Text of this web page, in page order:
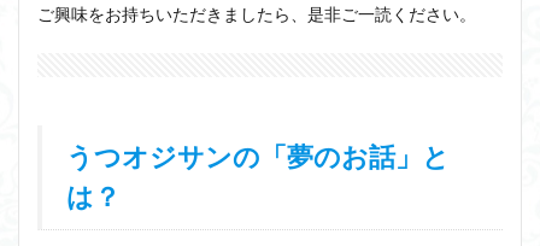
ご興味をお持ちいただきましたら、是非ご一読ください。
うつオジサンの「夢のお話」と
は？